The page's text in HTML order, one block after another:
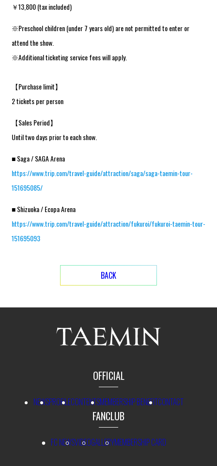
￥13,800 (tax included)
※Preschool children (under 7 years old) are not permitted to enter or
attend the show.
※Additional ticketing service fees will apply.
【Purchase limit】
2 tickets per person
【Sales Period】
Until two days prior to each show.
■ Saga / SAGA Arena
https://www.trip.com/travel-guide/attraction/saga/saga-taemin-tour-
151695085/
■ Shizuoka / Ecopa Arena
https://www.trip.com/travel-guide/attraction/fukuroi/fukuroi-taemin-tour-
151695093
BACK
OFFICIAL
NEWSPROFILECONTENTSMEMBERSHIP BENEFITCONTACT
FANCLUB
FC NEWSVIDEOGALLERYMEMBERSHIP CARD